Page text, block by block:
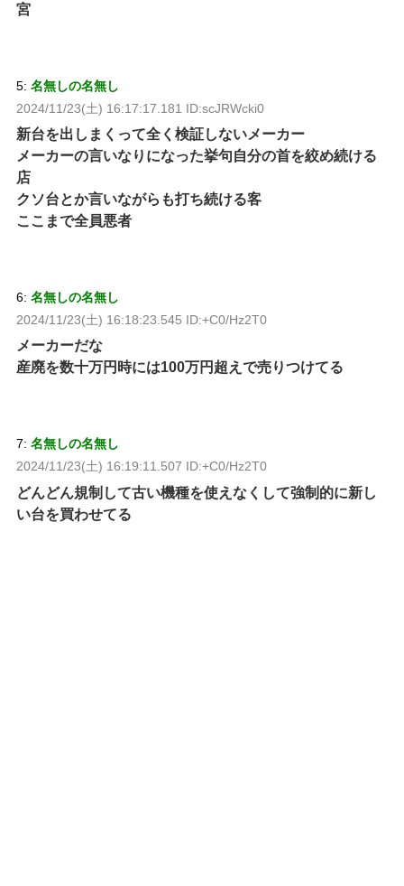
宮
5: 名無しの名無し
2024/11/23(土) 16:17:17.181 ID:scJRWcki0
新台を出しまくって全く検証しないメーカー
メーカーの言いなりになった挙句自分の首を絞め続ける
店
クソ台とか言いながらも打ち続ける客
ここまで全員悪者
6: 名無しの名無し
2024/11/23(土) 16:18:23.545 ID:+C0/Hz2T0
メーカーだな
産廃を数十万円時には100万円超えで売りつけてる
7: 名無しの名無し
2024/11/23(土) 16:19:11.507 ID:+C0/Hz2T0
どんどん規制して古い機種を使えなくして強制的に新し
い台を買わせてる